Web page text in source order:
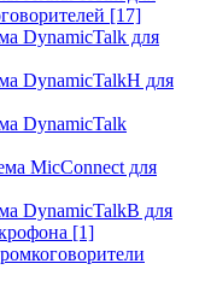
[17]
DynamicTalk для
DynamicTalkH для
DynamicTalk
MicConnect для
DynamicTalkB для
[1]